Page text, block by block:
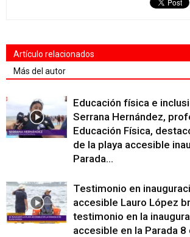
Artículo relacionados
Más del autor
Educación física e
Serrana Hernández,
Educación Física,
de la playa accesible
Parada...
Testimonio en
accesible Lauro López
testimonio en la
accesible en la Parada 8